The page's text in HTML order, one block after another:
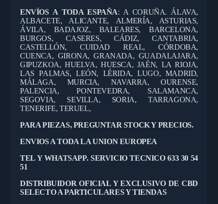
ENVÍOS A TODA ESPAÑA: A CORUÑA. ÁLAVA,
ALBACETE, ALICANTE, ALMERÍA, ASTURIAS,
ÁVILA, BADAJOZ, BALEARES, BARCELONA,
BURGOS, CASERES, CÁDIZ, CANTABRIA,
CASTELLÓN, CUIDAD REAL, CÓRDOBA,
CUENCA, GIRONA, GRANADA, GUADALAJARA,
GIPUZKOA, HUELVA, HUESCA, JAÉN, LA RIOJA,
LAS PALMAS, LEÓN, LÉRIDA, LUGO, MADRID,
MÁLAGA, MURCIA, NAVARRA, OURENSE,
PALENCIA, PONTEVEDRA, SALAMANCA,
SEGOVIA, SEVILLA, SORIA, TARRAGONA,
TENERIFE, TERUEL,
PARA PIEZAS, PREGUNTAR STOCK Y PRECIOS.
ENVIOS A TODA LA UNION EUROPEA
TEL Y WHATSAPP. SERVICIO TECNICO 633 30 54
51
DISTRIBUIDOR OFICIAL Y EXCLUSIVO DE CBD
SELECTO A PARTICULARES Y TIENDAS